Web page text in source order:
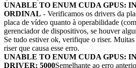
UNABLE TO ENUM CUDA GPUS:
ORDINAL - Verificamos os drivers da
placa de vídeo quanto à operabilidade
gerenciador de dispositivos, se houver
Se tudo estiver ok, verifique o riser. Muitas
riser que causa esse erro.
UNABLE TO ENUM CUDA GPUS:
DRIVER: 5000Semelhante ao erro